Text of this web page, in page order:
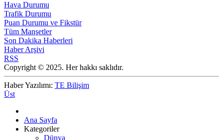
Hava Durumu
Trafik Durumu
Puan Durumu ve Fikstür
Tüm Manşetler
Son Dakika Haberleri
Haber Arşivi
RSS
Copyright © 2025. Her hakkı saklıdır.
Haber Yazılımı: TE Bilişim
Üst
Ana Sayfa
Kategoriler
Dünya